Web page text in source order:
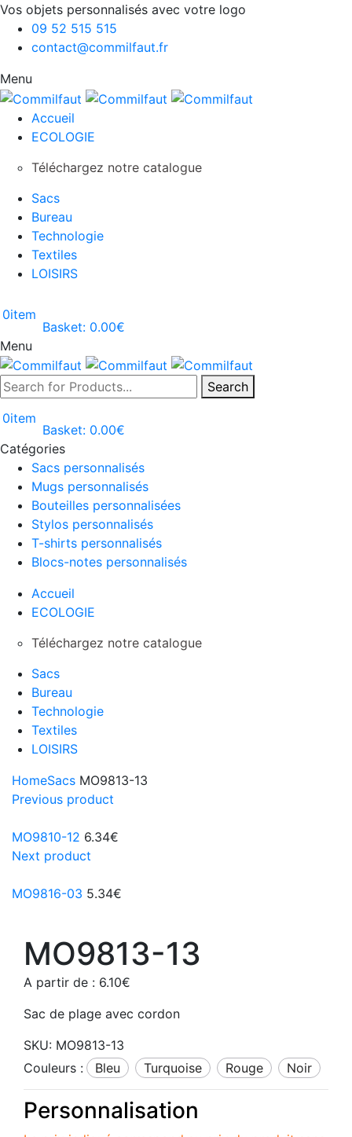
Vos objets personnalisés avec votre logo
09 52 515 515
contact@commilfaut.fr
Menu
Accueil
ECOLOGIE
Téléchargez notre catalogue
Sacs
Bureau
Technologie
Textiles
LOISIRS
0item
Basket: 0.00€
Menu
Search
0item
Basket: 0.00€
Catégories
Sacs personnalisés
Mugs personnalisés
Bouteilles personnalisées
Stylos personnalisés
T-shirts personnalisés
Blocs-notes personnalisés
Accueil
ECOLOGIE
Téléchargez notre catalogue
Sacs
Bureau
Technologie
Textiles
LOISIRS
HomeSacs MO9813-13
Previous product
MO9810-12 6.34€
Next product
MO9816-03 5.34€
MO9813-13
A partir de : 6.10€
Sac de plage avec cordon
SKU: MO9813-13
Couleurs :
bleu turquoise rouge noir
Personnalisation